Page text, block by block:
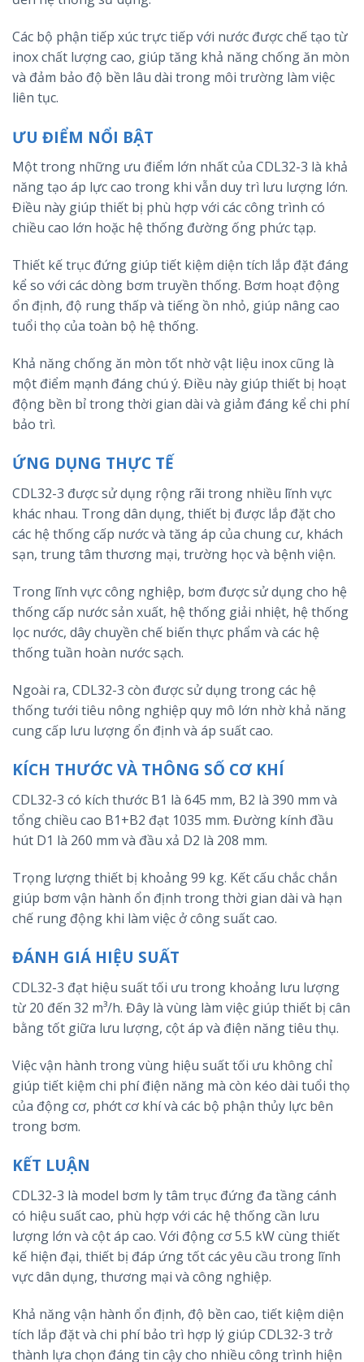
Các bộ phận tiếp xúc trực tiếp với nước được chế tạo từ
inox chất lượng cao, giúp tăng khả năng chống ăn mòn
và đảm bảo độ bền lâu dài trong môi trường làm việc
liên tục.
ƯU ĐIỂM NỔI BẬT
Một trong những ưu điểm lớn nhất của CDL32-3 là khả
năng tạo áp lực cao trong khi vẫn duy trì lưu lượng lớn.
Điều này giúp thiết bị phù hợp với các công trình có
chiều cao lớn hoặc hệ thống đường ống phức tạp.
Thiết kế trục đứng giúp tiết kiệm diện tích lắp đặt đáng
kể so với các dòng bơm truyền thống. Bơm hoạt động
ổn định, độ rung thấp và tiếng ồn nhỏ, giúp nâng cao
tuổi thọ của toàn bộ hệ thống.
Khả năng chống ăn mòn tốt nhờ vật liệu inox cũng là
một điểm mạnh đáng chú ý. Điều này giúp thiết bị hoạt
động bền bỉ trong thời gian dài và giảm đáng kể chi phí
bảo trì.
ỨNG DỤNG THỰC TẾ
CDL32-3 được sử dụng rộng rãi trong nhiều lĩnh vực
khác nhau. Trong dân dụng, thiết bị được lắp đặt cho
các hệ thống cấp nước và tăng áp của chung cư, khách
sạn, trung tâm thương mại, trường học và bệnh viện.
Trong lĩnh vực công nghiệp, bơm được sử dụng cho hệ
thống cấp nước sản xuất, hệ thống giải nhiệt, hệ thống
lọc nước, dây chuyền chế biến thực phẩm và các hệ
thống tuần hoàn nước sạch.
Ngoài ra, CDL32-3 còn được sử dụng trong các hệ
thống tưới tiêu nông nghiệp quy mô lớn nhờ khả năng
cung cấp lưu lượng ổn định và áp suất cao.
KÍCH THƯỚC VÀ THÔNG SỐ CƠ KHÍ
CDL32-3 có kích thước B1 là 645 mm, B2 là 390 mm và
tổng chiều cao B1+B2 đạt 1035 mm. Đường kính đầu
hút D1 là 260 mm và đầu xả D2 là 208 mm.
Trọng lượng thiết bị khoảng 99 kg. Kết cấu chắc chắn
giúp bơm vận hành ổn định trong thời gian dài và hạn
chế rung động khi làm việc ở công suất cao.
ĐÁNH GIÁ HIỆU SUẤT
CDL32-3 đạt hiệu suất tối ưu trong khoảng lưu lượng
từ 20 đến 32 m³/h. Đây là vùng làm việc giúp thiết bị cân
bằng tốt giữa lưu lượng, cột áp và điện năng tiêu thụ.
Việc vận hành trong vùng hiệu suất tối ưu không chỉ
giúp tiết kiệm chi phí điện năng mà còn kéo dài tuổi thọ
của động cơ, phớt cơ khí và các bộ phận thủy lực bên
trong bơm.
KẾT LUẬN
CDL32-3 là model bơm ly tâm trục đứng đa tầng cánh
có hiệu suất cao, phù hợp với các hệ thống cần lưu
lượng lớn và cột áp cao. Với động cơ 5.5 kW cùng thiết
kế hiện đại, thiết bị đáp ứng tốt các yêu cầu trong lĩnh
vực dân dụng, thương mại và công nghiệp.
Khả năng vận hành ổn định, độ bền cao, tiết kiệm diện
tích lắp đặt và chi phí bảo trì hợp lý giúp CDL32-3 trở
thành lựa chọn đáng tin cậy cho nhiều công trình hiện